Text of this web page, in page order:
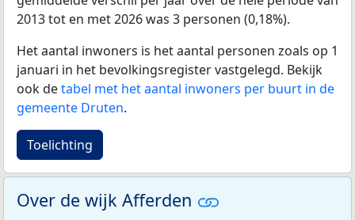
2013 tot en met 2026 was 3 personen (0,18%).
Het aantal inwoners is het aantal personen zoals op 1
januari in het bevolkingsregister vastgelegd. Bekijk
ook detabel met het aantal inwoners per buurt in de
gemeente Druten.
Toelichting
Over de wijk Afferden